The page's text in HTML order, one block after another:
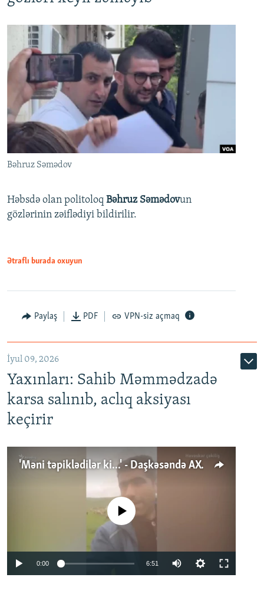
Bəhruz Səmədov
Həbsdə olan politoloq Bəhruz Səmədovun
gözlərinin zəiflədiyi bildirilir.
Ətraflı burada oxuyun
Paylaş PDF VPN-siz açmaq
İyul 09, 2026
Yaxınları: Sahib Məmmədzadə
karsa salınıb, aclıq aksiyası
keçirir
'Məni təpiklədilər ki...' - Daşkəsəndə AXCP fəalının yaxınları onun həbsinə etiraz edirlər
No media source currently available
0:00 6:51